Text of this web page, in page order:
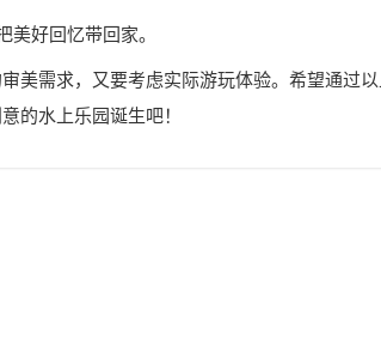
美好回忆带回家。
美需求，又要考虑实际游玩体验。希望通过
的水上乐园诞生吧！